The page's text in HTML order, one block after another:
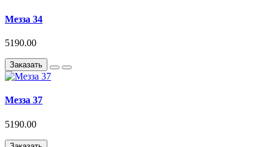
Мезза 34
5190.00
Заказать
Мезза 37
5190.00